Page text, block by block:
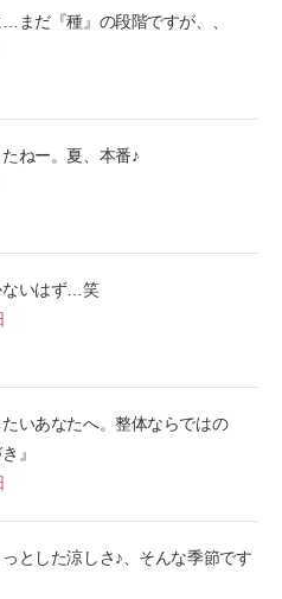
まだ『種』の段階ですが、、
ねー。夏、本番♪
ないはず…笑
いあなたへ。整体ならではの
』
とした涼しさ♪、そんな季節です